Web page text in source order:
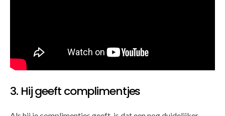
3. Hij geeft complimentjes